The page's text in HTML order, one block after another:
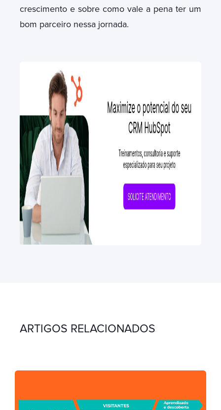
crescimento e sobre como vale a pena ter um
bom parceiro nessa jornada.
ARTIGOS RELACIONADOS